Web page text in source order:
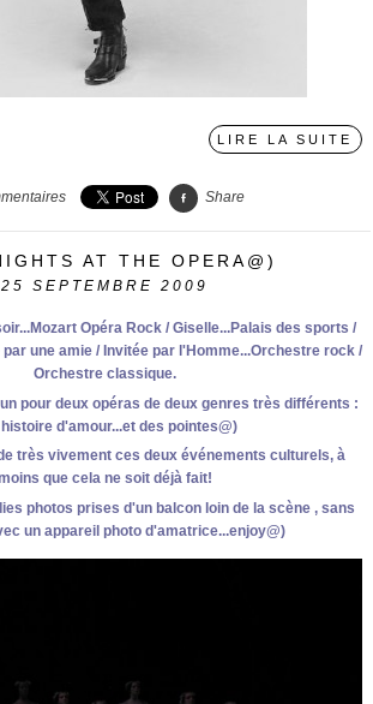
LIRE LA SUITE
Share
AT THE OPERA@)
25 SEPTEMBRE 2009
Opéra Rock / Giselle...Palais des sports /
une amie / Invitée par l'Homme...Orchestre rock /
Orchestre classique.
pour deux opéras de deux genres très différents :
d'amour...et des pointes@)
très vivement ces deux événements culturels, à
que cela ne soit déjà fait!
photos prises d'un balcon loin de la scène , sans
un appareil photo d'amatrice...enjoy@)